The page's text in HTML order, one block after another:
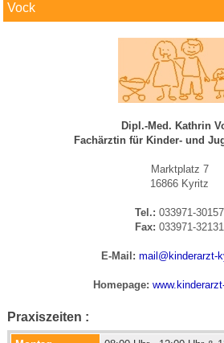
Vock
Dipl.-Med. Kathrin
Fachärztin für Kinder- und
Marktplatz 7
16866 Kyritz
Tel.: 033971-30157
Fax: 033971-32131
E-Mail: mail@kinderarzt-
Homepage:
Praxiszeiten :